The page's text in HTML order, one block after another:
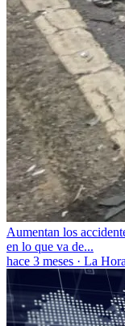
Aumentan los
en lo que va de...
hace 3 meses · La Hora